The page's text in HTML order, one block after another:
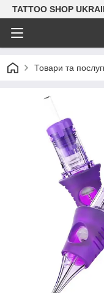
TATTOO SHOP
Товари та